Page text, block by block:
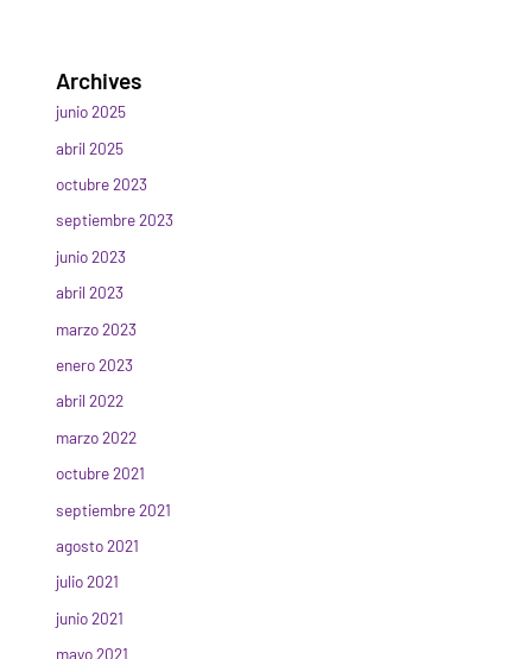
Archives
junio 2025
abril 2025
octubre 2023
septiembre 2023
junio 2023
abril 2023
marzo 2023
enero 2023
abril 2022
marzo 2022
octubre 2021
septiembre 2021
agosto 2021
julio 2021
junio 2021
mayo 2021